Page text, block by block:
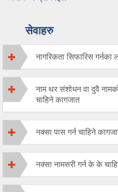
सेवाहरु
नागरिकता सिफारिस गर्नका
नाम थर संशोधन वा दुवै
चाहिने कागजात
नक्सा पास गर्न चाहिने
नक्सा नामसरी गर्न के के